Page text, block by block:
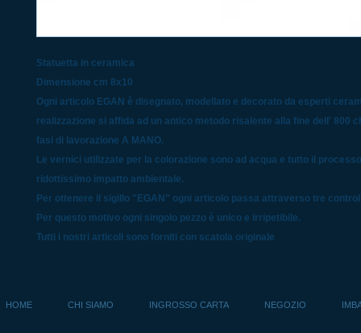
Statuetta in ceramica
Dimensione cm 8x10
Ogni articolo EGAN è disegnato, modellato e decorato da esperti
realizzazione si affida ad un antico metodo risalente alla fine dell' 800
fasi di lavorazione A MANO.
Le vernici utilizzate per la colorazione sono ad acqua e tutto il
ridottissimo impatto ambientale.
Per ottenere il sigillo "EGAN" ogni articolo passa attraverso tre
Per questo motivo ogni singolo pezzo è unico e irripetibile.
Tutti i nostri articoli sono forniti con scatola originale
HOME CHI SIAMO INGROSSO CARTA NEGOZIO